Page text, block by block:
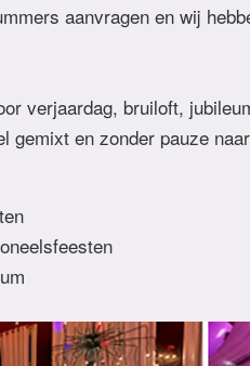
aanvragen en wij
verjaardag, bruiloft,
gemixt en zonder pauze